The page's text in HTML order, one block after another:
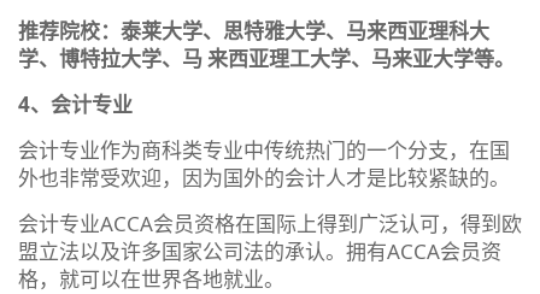
推荐院校：泰莱大学、思特雅大学、马来西亚理科大
学、博特拉大学、马 来西亚理工大学、马来亚大学等。
4、会计专业
会计专业作为商科类专业中传统热门的一个分支，在国
外也非常受欢迎，因为国外的会计人才是比较紧缺的。
会计专业ACCA会员资格在国际上得到广泛认可，得到欧
盟立法以及许多国家公司法的承认。拥有ACCA会员资
格，就可以在世界各地就业。